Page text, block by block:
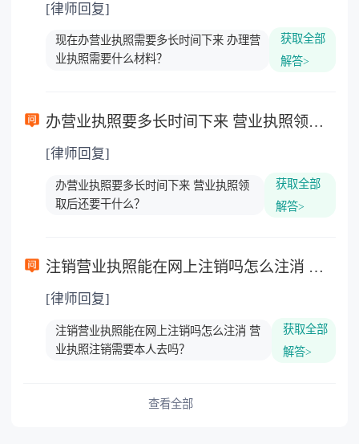
[律师回复]
现在办营业执照需要多长时间下来 办理营
业执照需要什么材料？
获取全部
解答>
办营业执照要多长时间下来 营业执照领取后还要干什么？
[律师回复]
办营业执照要多长时间下来 营业执照领
取后还要干什么？
获取全部
解答>
注销营业执照能在网上注销吗怎么注消 营业执照注销需要本人去吗？
[律师回复]
注销营业执照能在网上注销吗怎么注消 营
业执照注销需要本人去吗？
获取全部
解答>
查看全部